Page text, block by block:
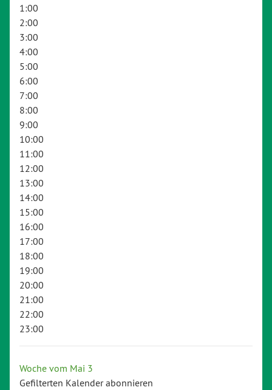
1:00
2:00
3:00
4:00
5:00
6:00
7:00
8:00
9:00
10:00
11:00
12:00
13:00
14:00
15:00
16:00
17:00
18:00
19:00
20:00
21:00
22:00
23:00
Woche vom Mai 3
Gefilterten Kalender abonnieren